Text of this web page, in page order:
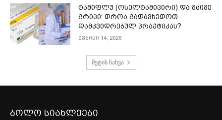
ტამიფლუ (ოსელტამივირი) და მძიმე
გრიპი: დროა გადავხედოთ
დამკვიდრებულ პრაქტიკას?
ივნისი 14, 2026
მეტის ნახვა
ბოლო სიახლეები